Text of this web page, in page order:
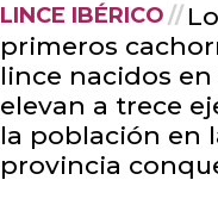
LINCE IBÉRICO
primeros
lince nacidos en
elevan a trece
la población en
provincia